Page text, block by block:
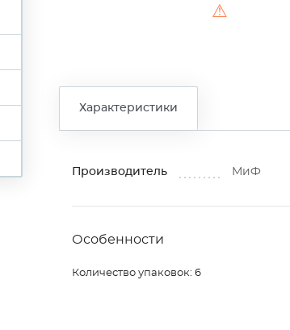
⚠
Характеристики
Производитель МиФ
Особенности
Количество упаковок: 6